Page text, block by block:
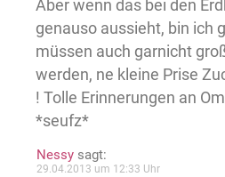
Aber wenn das bei den
genauso aussieht, bin ich
müssen auch garnicht
werden, ne kleine Prise
! Tolle Erinnerungen an
*seufz*
Nessy sagt:
29.04.2013 um 12:33 Uhr